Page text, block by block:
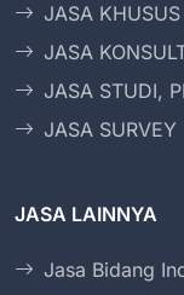
JASA KHUSUS
JASA
JASA STUDI,
JASA SURVEY
JASA LAINNYA
Jasa Bidang